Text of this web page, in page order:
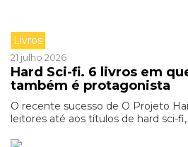
Livros
21 julho 2026
Hard Sci-fi. 6 livros em
também é protagonista
O recente sucesso de O Projeto
leitores até aos títulos de hard sci-